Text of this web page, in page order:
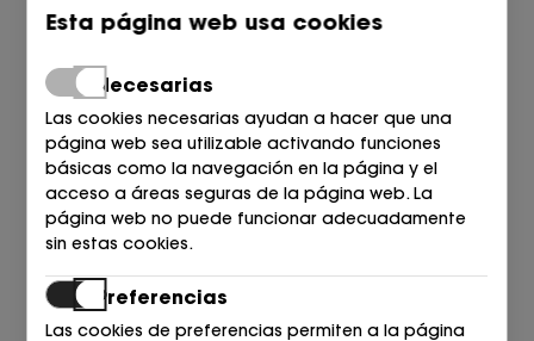
ROBERTO CAVALLI
MULE TIRAS PIEL NEGRO
355,00€
385,00 €
ROBERTO CAVALLI
MULE TIRAS PIEL CUOIO
355,00€
385,00€
Esta página web usa cookies
Necesarias
Las cookies necesarias ayudan a hacer que una
página web sea utilizable activando funciones
básicas como la navegación en la página y el
acceso a áreas seguras de la página web. La
página web no puede funcionar adecuadamente
sin estas cookies.
Preferencias
Las cookies de preferencias permiten a la página